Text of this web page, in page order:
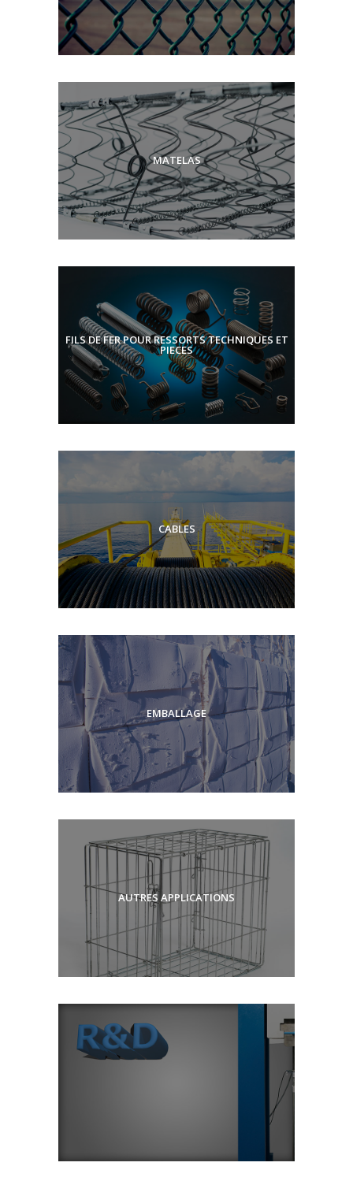
MATELAS
FILS DE FER POUR RESSORTS TECHNIQUES ET
PIECES
CABLES
EMBALLAGE
AUTRES APPLICATIONS